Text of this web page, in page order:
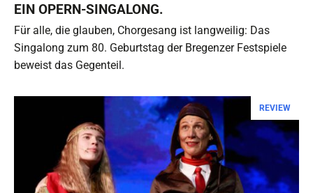
EIN OPERN-SINGALONG.
Für alle, die glauben, Chorgesang ist langweilig: Das
Singalong zum 80. Geburtstag der Bregenzer Festspiele
beweist das Gegenteil.
REVIEW